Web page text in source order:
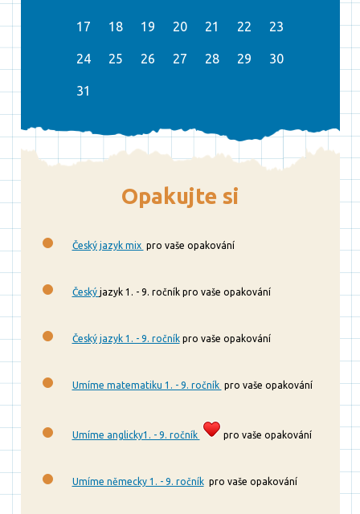
17 18 19 20 21 22 23
24 25 26 27 28 29 30
31
Opakujte si
Český jazyk mix pro vaše opakování
Český jazyk 1. - 9. ročník pro vaše opakování
Český jazyk 1. - 9. ročníkpro vaše opakování
Umíme matematiku 1. - 9. ročník pro vaše opakování
Umíme anglicky1. - 9. ročník pro vaše opakování
Umíme německy 1. - 9. ročníkpro vaše opakování